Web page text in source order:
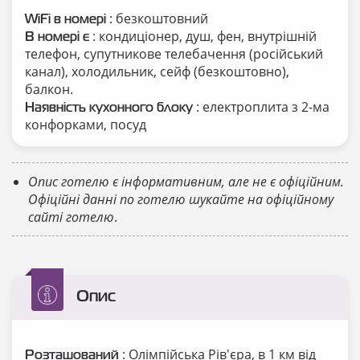
WiFi в номері : безкоштовний
В номері є : кондиціонер, душ, фен, внутрішній
телефон, супутникове телебачення (російський
канал), холодильник, сейф (безкоштовно),
балкон.
Наявність кухонного блоку : електроплита з 2-ма
конфорками, посуд
Опис готелю є інформативним, але не є офіційним.
Офіційні данні по готелю шукайте на офіційному
сайті готелю.
Опис
Розташований : Олімпійська Рів'єра, в 1 км від